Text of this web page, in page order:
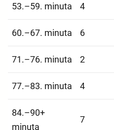
53.–59. minuta 4
60.–67. minuta 6
71.–76. minuta 2
77.–83. minuta 4
84.–90+
minuta
7